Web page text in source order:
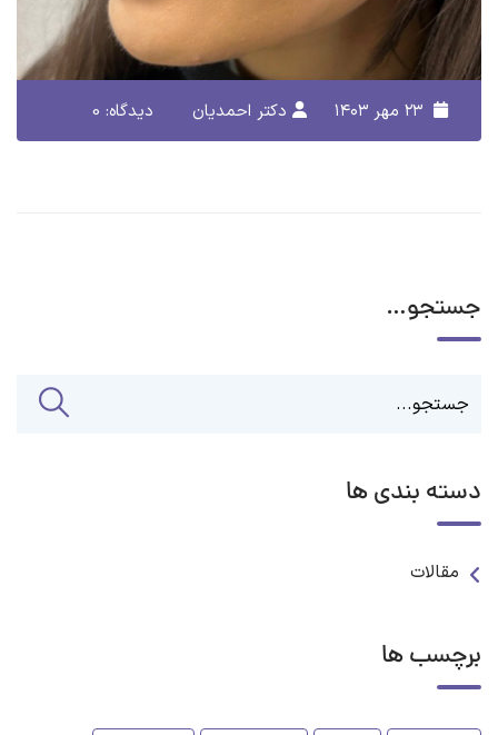
دکتر احمدیان دیدگاه: 0
جستجو…
دسته بندی ها
مقالات
برچسب ها